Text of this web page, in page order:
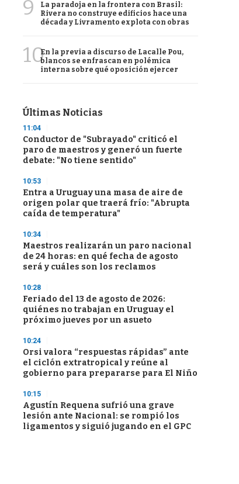
9
La paradoja en la frontera con Brasil:
Rivera no construye edificios hace una
década y Livramento explota con obras
10En la previa a discurso de Lacalle Pou,
blancos se enfrascan en polémica
interna sobre qué oposición ejercer
Últimas Noticias
11:04
Conductor de "Subrayado" criticó el
paro de maestros y generó un fuerte
debate: "No tiene sentido"
10:53
Entra a Uruguay una masa de aire de
origen polar que traerá frío: "Abrupta
caída de temperatura"
10:34
Maestros realizarán un paro nacional
de 24 horas: en qué fecha de agosto
será y cuáles son los reclamos
10:28
Feriado del 13 de agosto de 2026:
quiénes no trabajan en Uruguay el
próximo jueves por un asueto
10:24
Orsi valora “respuestas rápidas” ante
el ciclón extratropical y reúne al
gobierno para prepararse para El Niño
10:15
Agustín Requena sufrió una grave
lesión ante Nacional: se rompió los
ligamentos y siguió jugando en el GPC